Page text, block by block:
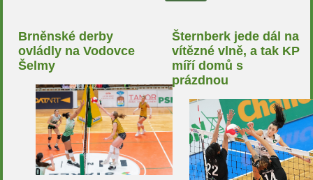
Brněnské derby
ovládly na Vodovce
Šelmy
Šternberk jede dál na
vítězné vlně, a tak KP
míří domů s
prázdnou